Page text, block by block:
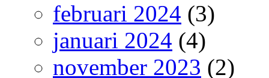
februari 2024 (3)
januari 2024 (4)
november 2023 (2)